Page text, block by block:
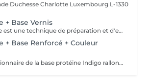
Duchesse Charlotte Luxembourg L-1330
+ Base Vernis
La manucure russe est une technique de préparation et d'embellissement aussi précise qu'efficace, qui consiste à arranger et sculpter délicatement le contour de l'ongle à l'aide d'outils de précision spécialisés. Esthétique mais aussi pratique, ce travail à la base de l'ongle offre un résultat lisse et net : des contours parfaitement définis, des cuticules durablement éliminées, un gain de longueur... En bref, un aspect soigné pour résultat irréprochable. La formule révolutionnaire de la base protéine Indigo rallonge les ongles, les renforcent naturellement et répare les cassures. Le résultat ? De longs ongles fortifiés qui ne se fendent pas, un véritable soin précieux.
+ Base Renforcé + Couleur
La formule révolutionnaire de la base protéine Indigo rallonge les ongles, les renforcent naturellement et répare les cassures. Le résultat ? De longs ongles fortifiés qui ne se fendent pas, un véritable soin précieux.